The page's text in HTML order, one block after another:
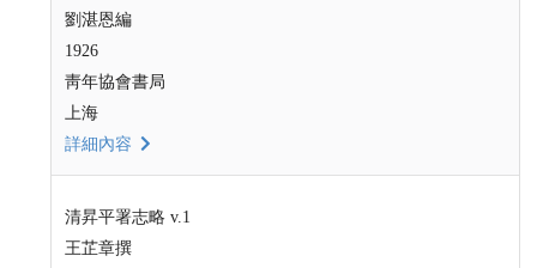
劉湛恩編
1926
靑年協會書局
上海
詳細內容
清昇平署志略 v.1
王芷章撰